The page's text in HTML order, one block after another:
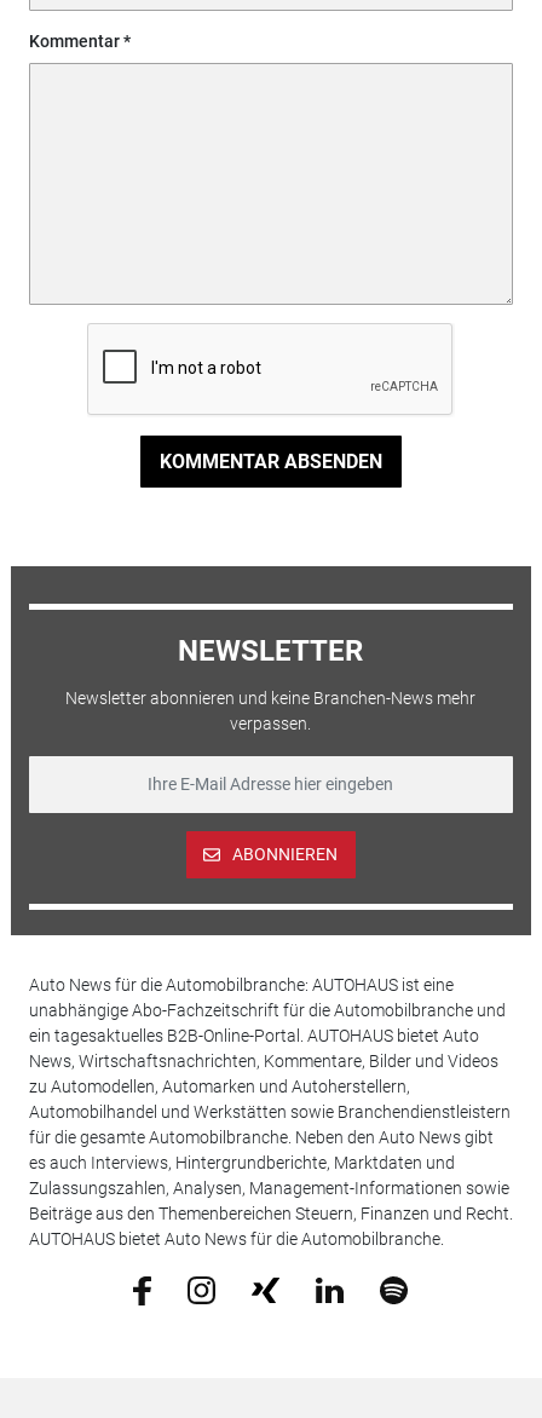
Kommentar
KOMMENTAR ABSENDEN
NEWSLETTER
Newsletter abonnieren und keine Branchen-News mehr
verpassen.
ABONNIEREN
Auto News für die Automobilbranche: AUTOHAUS ist eine
unabhängige Abo-Fachzeitschrift für die Automobilbranche und
ein tagesaktuelles B2B-Online-Portal. AUTOHAUS bietet Auto
News, Wirtschaftsnachrichten, Kommentare, Bilder und Videos
zu Automodellen, Automarken und Autoherstellern,
Automobilhandel und Werkstätten sowie Branchendienstleistern
für die gesamte Automobilbranche. Neben den Auto News gibt
es auch Interviews, Hintergrundberichte, Marktdaten und
Zulassungszahlen, Analysen, Management-Informationen sowie
Beiträge aus den Themenbereichen Steuern, Finanzen und Recht.
AUTOHAUS bietet Auto News für die Automobilbranche.